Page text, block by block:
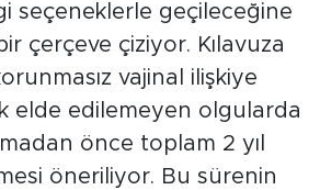
seçeneklerle geçileceğine
çerçeve çiziyor. Kılavuza
vajinal ilişkiye
elde edilemeyen olgularda
önce toplam 2 yıl
öneriliyor. Bu sürenin